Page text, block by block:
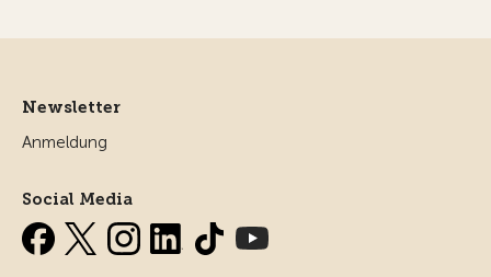
Newsletter
Anmeldung
Social Media